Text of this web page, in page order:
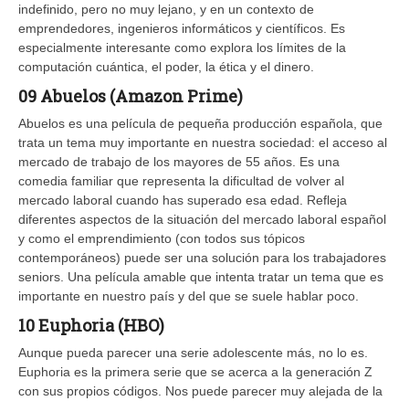
indefinido, pero no muy lejano, y en un contexto de
emprendedores, ingenieros informáticos y científicos. Es
especialmente interesante como explora los límites de la
computación cuántica, el poder, la ética y el dinero.
09 Abuelos (Amazon Prime)
Abuelos es una película de pequeña producción española, que
trata un tema muy importante en nuestra sociedad: el acceso al
mercado de trabajo de los mayores de 55 años. Es una
comedia familiar que representa la dificultad de volver al
mercado laboral cuando has superado esa edad. Refleja
diferentes aspectos de la situación del mercado laboral español
y como el emprendimiento (con todos sus tópicos
contemporáneos) puede ser una solución para los trabajadores
seniors. Una película amable que intenta tratar un tema que es
importante en nuestro país y del que se suele hablar poco.
10 Euphoria (HBO)
Aunque pueda parecer una serie adolescente más, no lo es.
Euphoria es la primera serie que se acerca a la generación Z
con sus propios códigos. Nos puede parecer muy alejada de la